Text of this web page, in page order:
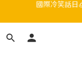
毛孩FUN
😎吉老
毛孩FUN